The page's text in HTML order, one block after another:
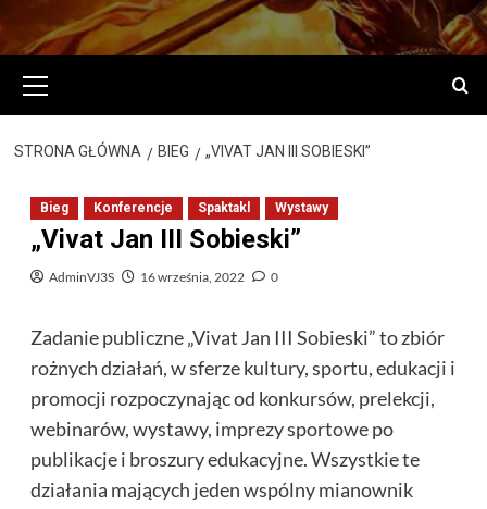
główne
STRONA GŁÓWNA BIEG „VIVAT JAN III SOBIESKI”
Bieg Konferencje Spaktakl Wystawy
„Vivat Jan III Sobieski”
AdminVJ3S 16 września, 2022 0
Zadanie publiczne „Vivat Jan III Sobieski” to zbiór
rożnych działań, w sferze kultury, sportu, edukacji i
promocji rozpoczynając od konkursów, prelekcji,
webinarów, wystawy, imprezy sportowe po
publikacje i broszury edukacyjne. Wszystkie te
działania mających jeden wspólny mianownik